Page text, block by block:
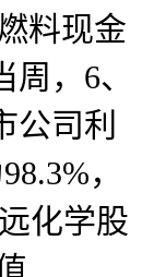
料现金
，6、
公司利
，
化学股